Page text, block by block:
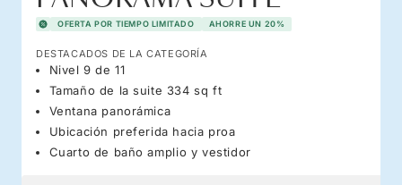
OFERTA POR TIEMPO LIMITADO AHORRE UN 20%
DESTACADOS DE LA CATEGORÍA
Nivel 9 de 11
Tamaño de la suite 334 sq ft
Ventana panorámica
Ubicación preferida hacia proa
Cuarto de baño amplio y vestidor